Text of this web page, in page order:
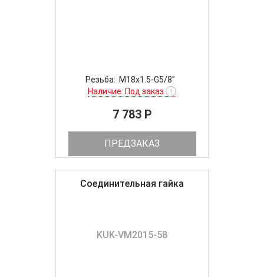
Резьба: M18x1.5-G5/8"
Наличие: Под заказ
!
7 783 P
ПРЕДЗАКАЗ
Соединительная гайка
KUK-VM2015-58